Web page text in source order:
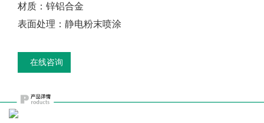
材质：锌铝合金
表面处理：静电粉末喷涂
在线咨询